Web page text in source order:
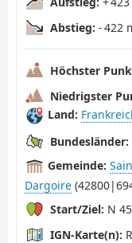
Abstieg: - 422
Höchster
Niedrigster
Land:
Bundesländer:
Gemeinde:
Dargoire
Start/Ziel: N
IGN-Karte(n):